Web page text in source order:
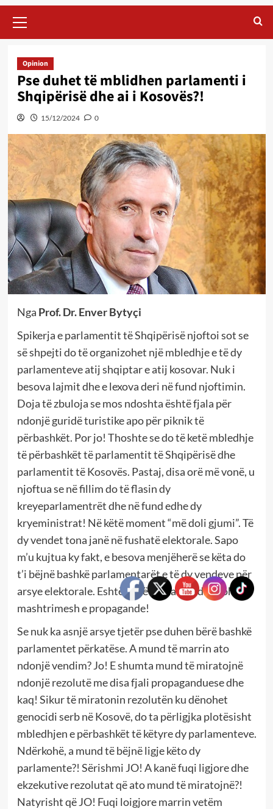
Menu
Opinion
Pse duhet të mblidhen parlamenti i
Shqipërisë dhe ai i Kosovës?!
15/12/2024 0
Nga Prof. Dr. Enver Bytyçi
Spikerja e parlamentit të Shqipërisë njoftoi sot se
së shpejti do të organizohet një mbledhje e të dy
parlamenteve atij shqiptar e atij kosovar. Nuk i
besova lajmit dhe e lexova deri në fund njoftimin.
Doja të zbuloja se mos ndoshta është fjala për
ndonjë guridë turistike apo për piknik të
përbashkët. Por jo! Thoshte se do të ketë mbledhje
të përbashkët të parlamentit të Shqipërisë dhe
parlamentit të Kosovës. Pastaj, disa orë më vonë, u
njoftua se në fillim do të flasin dy
kreyeparlamentrët dhe në fund edhe dy
kryeministrat! Në këtë moment “më doli gjumi”. Të
dy vendet tona janë në fushatë elektorale. Sapo
m’u kujtua ky fakt, e besova menjëherë se këta do
t’i bëjnë bashkë parlamentarët e të dy vendeve për
arsye elektorale. Eshtë kohë fushate! Edhe kohe
mashtrimesh e propagande!
Se nuk ka asnjë arsye tjetër pse duhen bërë bashkë
parlamentet përkatëse. A mund të marrin ato
ndonjë vendim? Jo! E shumta mund të miratojnë
ndonjë rezolutë me disa fjali propaganduese dhe
kaq! Sikur të miratonin rezolutën ku dënohet
genocidi serb në Kosovë, do ta përligjka plotësisht
mbledhjen e përbashkët të këtyre dy parlamenteve.
Ndërkohë, a mund të bëjnë ligje këto dy
parlamente?! Sërishmi JO! A kanë fuqi ligjore dhe
ekzekutive rezolutat që ato mund të miratojnë?!
Natyrisht që JO! Fuqi loigjore marrin vetëm